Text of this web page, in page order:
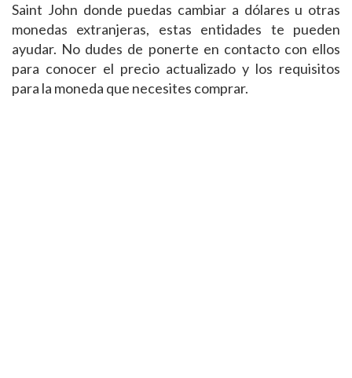
Saint John donde puedas cambiar a dólares u otras
monedas extranjeras, estas entidades te pueden
ayudar. No dudes de ponerte en contacto con ellos
para conocer el precio actualizado y los requisitos
para la moneda que necesites comprar.